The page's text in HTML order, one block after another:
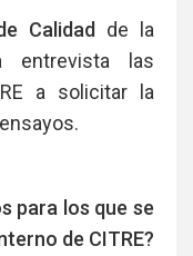
Calidadde la
entrevista las
a solicitar la
para los que se
de CITRE?